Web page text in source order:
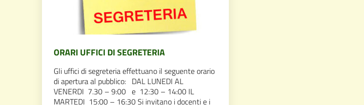
ORARI UFFICI DI SEGRETERIA
Gli uffici di segreteria effettuano il seguente orario
di apertura al pubblico: DAL LUNEDI AL
VENERDI 7.30 – 9:00 e 12:30 – 14:00 IL
MARTEDI 15:00 – 16:30 Si invitano i docenti e i